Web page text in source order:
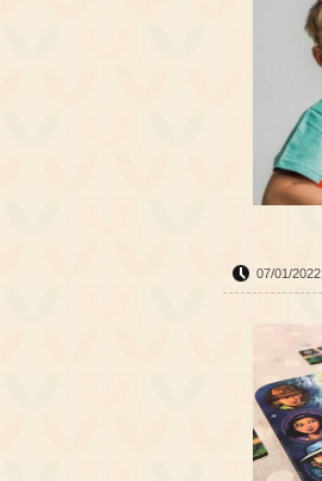
07/01/2022